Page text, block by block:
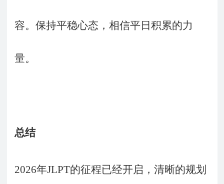
容。保持平稳心态，相信平日积累的力
量。
总结
2026年JLPT的征程已经开启，清晰的规划